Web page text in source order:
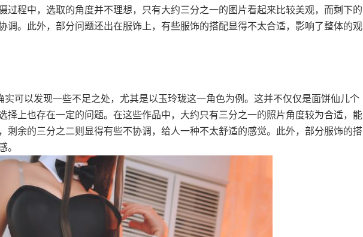
过程中，选取的角度并不理想，只有大约三分之一的图片看起来比较美观，而剩下的
调。此外，部分问题还出在服饰上，有些服饰的搭配显得不太合适，影响了整体的观
可以发现一些不足之处，尤其是以玉玲珑这一角色为例。这并不仅仅是面饼仙儿个
择上也存在一定的问题。在这些作品中，大约只有三分之一的照片角度较为合适，能
剩余的三分之二则显得有些不协调，给人一种不太舒适的感觉。此外，部分服饰的搭
。